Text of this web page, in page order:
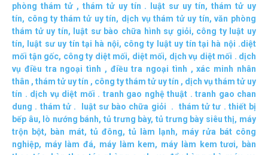
phòng thám tử, thám tử uy tín . luật sư uy tín,thám tử uy
tín, công ty thám tử uy tín, dịch vụ thám tử uy tín,văn phòng
thám tử uy tín, luật sư bào chữa hình sự giỏi, công ty luật uy
tín, luật sư uy tín tại hà nội, công ty luật uy tín tại hà nội .diệt
mối tận gốc, công ty diệt mối, diệt mối, dịch vụ diệt mối . dịch
vụ điều tra ngoại tình , điều tra ngoại tình ,xác minh nhân
thân , thám tử uy tín , công ty thám tử uy tín , dịch vụ thám tử uy
tín . dịch vụ diệt mối . tranh gao nghệ thuật . tranh gao chan
dung . thám tử. luật sư bào chữa giỏi . thám tử tư . thiết bị
bếp âu, lò nướng bánh,tủ trưng bày, tủ trưng bày siêu thị, máy
trộn bột, bàn mát, tủ đông,tủ làm lạnh, máy rửa bát công
nghiệp, máy làm đá, máy làm kem, máy làm kem tươi, bàn